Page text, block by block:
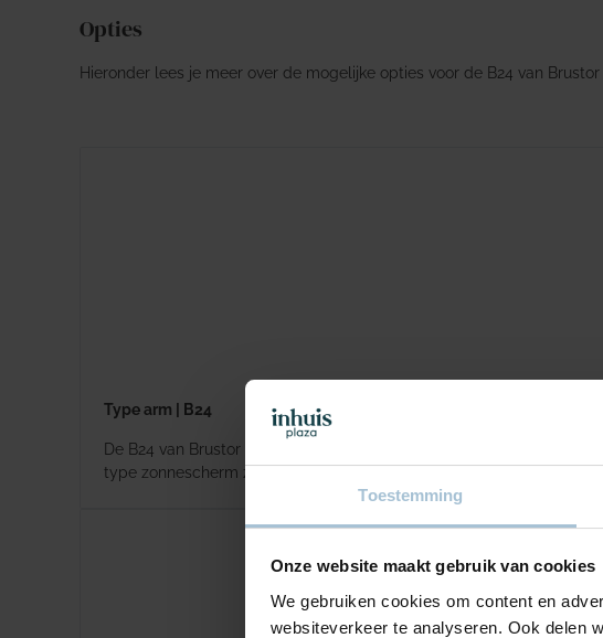
Toestemming
Onze website maakt gebruik van cookies
We gebruiken cookies om content en
websiteverkeer te analyseren. Ook delen
Opties
Hieronder lees je meer over de mogelijke opties voor de B24 van Brustor
Type arm | B24
De B24 van Brustor is er in twee varianten; Elite en Prestige. Het
type zonnescherm zeer windvast maakt.